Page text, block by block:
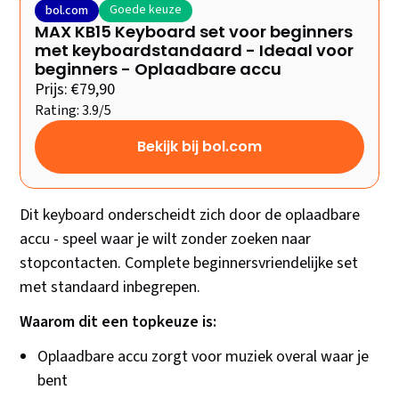
bol.com Goede keuze
MAX KB15 Keyboard set voor beginners
met keyboardstandaard - Ideaal voor
beginners - Oplaadbare accu
Prijs: €79,90
Rating: 3.9/5
Bekijk bij bol.com
Dit keyboard onderscheidt zich door de oplaadbare
accu - speel waar je wilt zonder zoeken naar
stopcontacten. Complete beginnersvriendelijke set
met standaard inbegrepen.
Waarom dit een topkeuze is:
Oplaadbare accu zorgt voor muziek overal waar je
bent